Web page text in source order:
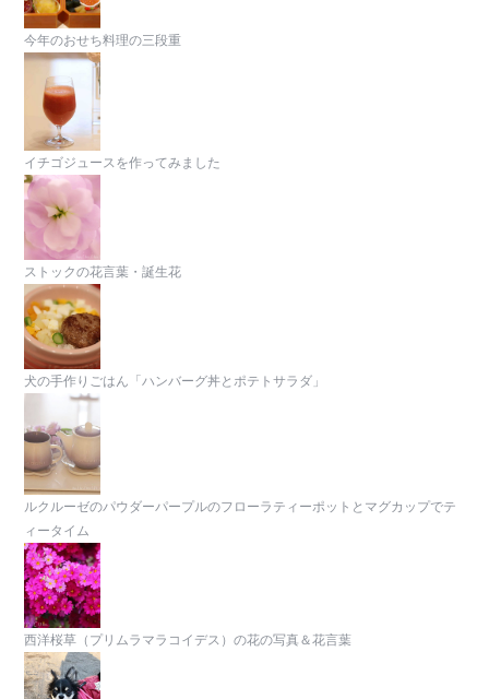
今年のおせち料理の三段重
イチゴジュースを作ってみました
ストックの花言葉・誕生花
犬の手作りごはん「ハンバーグ丼とポテトサラダ」
ルクルーゼのパウダーパープルのフローラティーポットとマグカップでテ
ィータイム
西洋桜草（プリムラマラコイデス）の花の写真＆花言葉